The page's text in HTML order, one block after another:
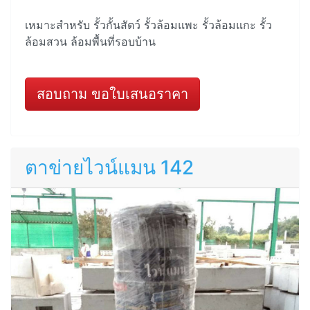
เหมาะสำหรับ รั้วกั้นสัตว์ รั้วล้อมแพะ รั้วล้อมแกะ รั้ว
ล้อมสวน ล้อมพื้นที่รอบบ้าน
สอบถาม ขอใบเสนอราคา
ตาข่ายไวน์แมน 142